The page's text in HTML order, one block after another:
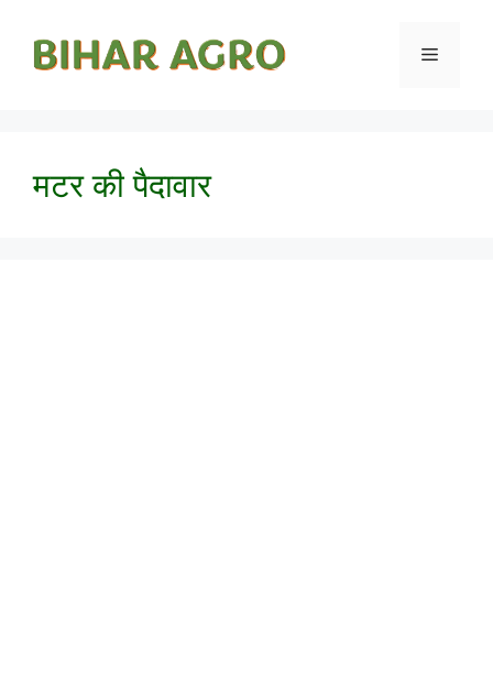
मटर की पैदावार